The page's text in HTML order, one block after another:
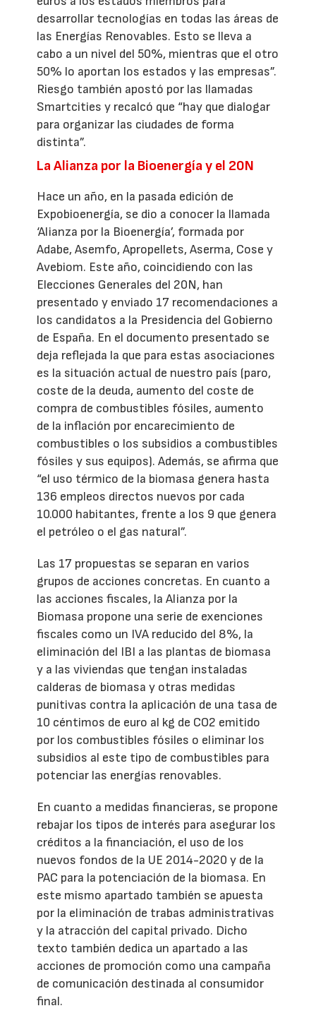
desarrollar tecnologías en todas las áreas de
las Energías Renovables. Esto se lleva a
cabo a un nivel del 50%, mientras que el otro
50% lo aportan los estados y las empresas”.
Riesgo también apostó por las llamadas
Smartcities y recalcó que “hay que dialogar
para organizar las ciudades de forma
distinta”.
La Alianza por la Bioenergía y el 20N
Hace un año, en la pasada edición de
Expobioenergía, se dio a conocer la llamada
‘Alianza por la Bioenergía’, formada por
Adabe, Asemfo, Apropellets, Aserma, Cose y
Avebiom. Este año, coincidiendo con las
Elecciones Generales del 20N, han
presentado y enviado 17 recomendaciones a
los candidatos a la Presidencia del Gobierno
de España. En el documento presentado se
deja reflejada la que para estas asociaciones
es la situación actual de nuestro país (paro,
coste de la deuda, aumento del coste de
compra de combustibles fósiles, aumento
de la inflación por encarecimiento de
combustibles o los subsidios a combustibles
fósiles y sus equipos). Además, se afirma que
“el uso térmico de la biomasa genera hasta
136 empleos directos nuevos por cada
10.000 habitantes, frente a los 9 que genera
el petróleo o el gas natural”.
Las 17 propuestas se separan en varios
grupos de acciones concretas. En cuanto a
las acciones fiscales, la Alianza por la
Biomasa propone una serie de exenciones
fiscales como un IVA reducido del 8%, la
eliminación del IBI a las plantas de biomasa
y a las viviendas que tengan instaladas
calderas de biomasa y otras medidas
punitivas contra la aplicación de una tasa de
10 céntimos de euro al kg de CO2 emitido
por los combustibles fósiles o eliminar los
subsidios al este tipo de combustibles para
potenciar las energías renovables.
En cuanto a medidas financieras, se propone
rebajar los tipos de interés para asegurar los
créditos a la financiación, el uso de los
nuevos fondos de la UE 2014-2020 y de la
PAC para la potenciación de la biomasa. En
este mismo apartado también se apuesta
por la eliminación de trabas administrativas
y la atracción del capital privado. Dicho
texto también dedica un apartado a las
acciones de promoción como una campaña
de comunicación destinada al consumidor
final.